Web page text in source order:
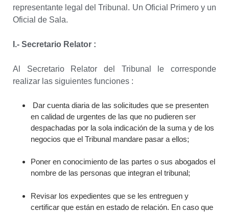
representante legal del Tribunal. Un Oficial Primero y un
Oficial de Sala.
I.- Secretario Relator :
Al Secretario Relator del Tribunal le corresponde
realizar las siguientes funciones :
Dar cuenta diaria de las solicitudes que se presenten
en calidad de urgentes de las que no pudieren ser
despachadas por la sola indicación de la suma y de los
negocios que el Tribunal mandare pasar a ellos;
Poner en conocimiento de las partes o sus abogados el
nombre de las personas que integran el tribunal;
Revisar los expedientes que se les entreguen y
certificar que están en estado de relación. En caso que